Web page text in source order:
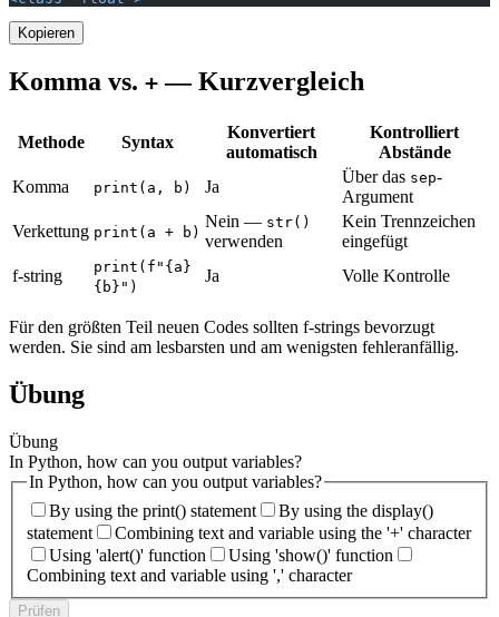
Kopieren
Komma vs. + — Kurzvergleich
Methode Syntax
Konvertiert
automatisch
Kontrolliert
Abstände
Komma
print(a, b) Ja
Über das sep-
Argument
Verkettung print(a + b)
Nein — str()
verwenden
Kein Trennzeichen
eingefügt
f-string
print(f"{a}
{b}")
Ja Volle Kontrolle
Für den größten Teil neuen Codes sollten f-strings bevorzugt
werden. Sie sind am lesbarsten und am wenigsten fehleranfällig.
Übung
Übung
In Python, how can you output variables?
In Python, how can you output variables?
By using the print() statement
By using the display()
statement
Combining text and variable using the '+' character
Using 'alert()' function
Using 'show()' function
Combining text and variable using ',' character
Prüfen